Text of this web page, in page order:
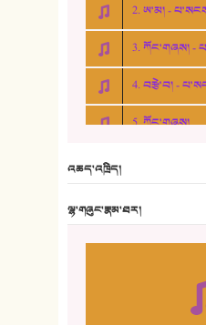
2. ཨ་མ། -
3. ཀོང་གཞས། -
4. བརྩེ་བ། -
5. ཀོང་གཞས།
10. ཆང་གཞས། ༣
འཆད་འཁྲིད།
ལྷ་གཞུང་རྣམ་ཐར།